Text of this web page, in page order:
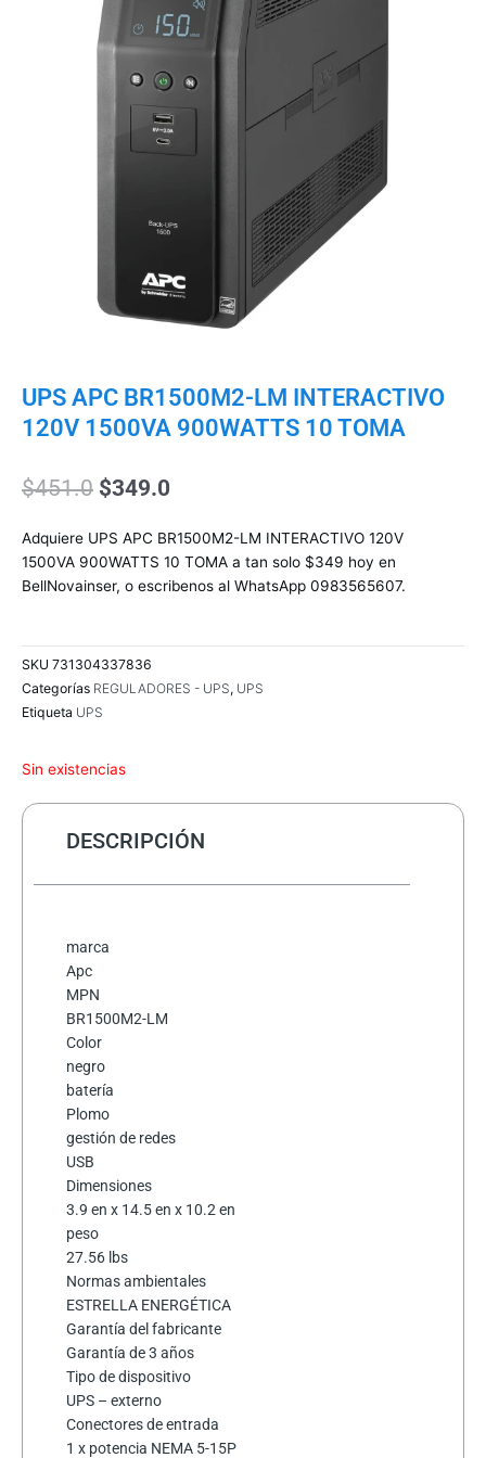
UPS APC BR1500M2-LM INTERACTIVO
120V 1500VA 900WATTS 10 TOMA
$451.0 El
original
era:
$451.0.
$349.0
actual
es:
$349.0.
Adquiere UPS APC BR1500M2-LM INTERACTIVO 120V
1500VA 900WATTS 10 TOMA a tan solo $349 hoy en
BellNovainser, o escribenos al WhatsApp 0983565607.
SKU 731304337836
Categorías REGULADORES - UPS, UPS
Etiqueta UPS
Sin existencias
DESCRIPCIÓN
marca
Apc
MPN
BR1500M2-LM
Color
negro
batería
Plomo
gestión de redes
USB
Dimensiones
3.9 en x 14.5 en x 10.2 en
peso
27.56 lbs
Normas ambientales
ESTRELLA ENERGÉTICA
Garantía del fabricante
Garantía de 3 años
Tipo de dispositivo
UPS – externo
Conectores de entrada
1 x potencia NEMA 5-15P